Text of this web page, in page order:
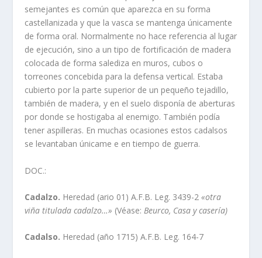
semejantes es común que aparezca en su forma
castellanizada y que la vasca se mantenga únicamente
de forma oral. Normalmente no hace referencia al lugar
de ejecución, sino a un tipo de fortificación de madera
colocada de forma salediza en muros, cubos o
torreones concebida para la defensa vertical. Estaba
cubierto por la parte superior de un pequeño tejadillo,
también de madera, y en el suelo disponí­a de aberturas
por donde se hostigaba al enemigo. También podí­a
tener aspilleras. En muchas ocasiones estos cadalsos
se levantaban únicame e en tiempo de guerra.
DOC.:
Cadalzo. Heredad (ario 01) A.F.B. Leg. 3439-2«otra
viña titulada cadalzo…» (Véase:Beurco, Casa y caserí­a)
Cadalso. Heredad (año 1715) A.F.B. Leg. 164-7